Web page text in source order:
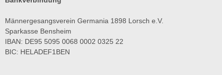
Männergesangsverein Germania 1898 Lorsch e.V.
Sparkasse Bensheim
IBAN: DE95 5095 0068 0002 0325 22
BIC: HELADEF1BEN